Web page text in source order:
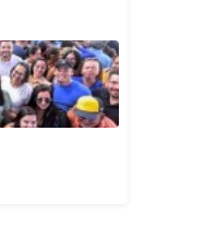
Social
e mu...